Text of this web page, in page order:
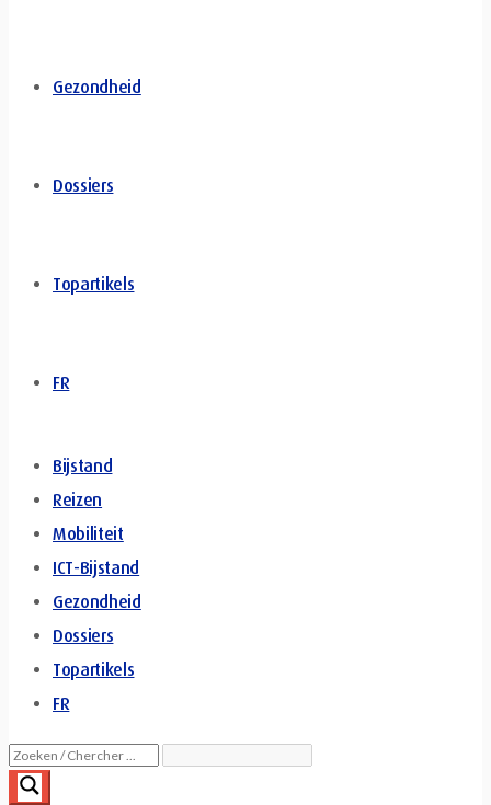
Gezondheid
Dossiers
Topartikels
FR
Bijstand
Reizen
Mobiliteit
ICT-Bijstand
Gezondheid
Dossiers
Topartikels
FR